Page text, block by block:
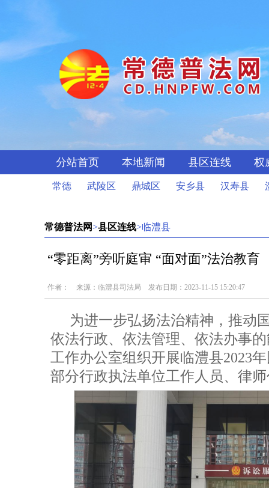
分站首页 本地新闻 县区连线 权
常德 武陵区 鼎城区 安乡县 汉寿县
常德普法网>县区连线>临澧县
“零距离”旁听庭审 “面对面”法治教育
作者： 来源：临澧县司法局 发布日期：2023-11-15 15:20:47
为进一步弘扬法治精神，推动
依法行政、依法管理、依法办事
工作办公室组织开展临澧县2023
部分行政执法单位工作人员、律